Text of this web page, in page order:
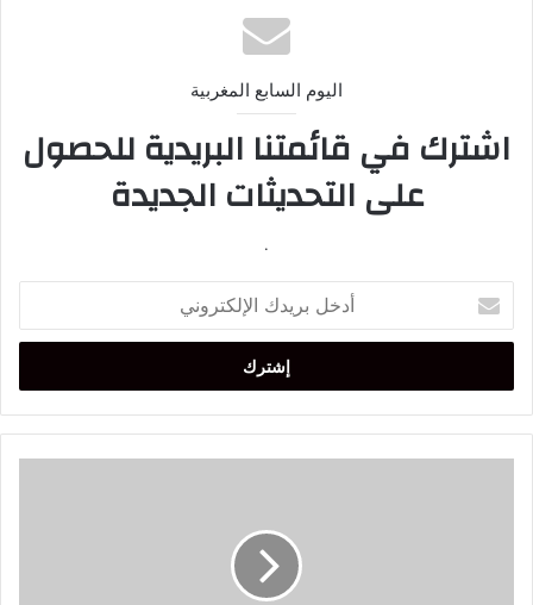
اليوم السابع المغربية
اشترك في قائمتنا البريدية للحصول
على التحديثات الجديدة
.
بريدك
الإلكتروني